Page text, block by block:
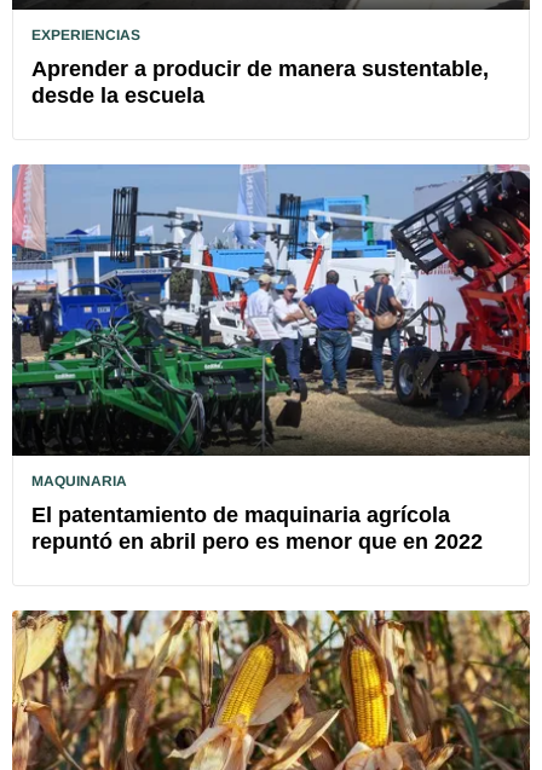
EXPERIENCIAS
Aprender a producir de manera sustentable,
desde la escuela
MAQUINARIA
El patentamiento de maquinaria agrícola
repuntó en abril pero es menor que en 2022